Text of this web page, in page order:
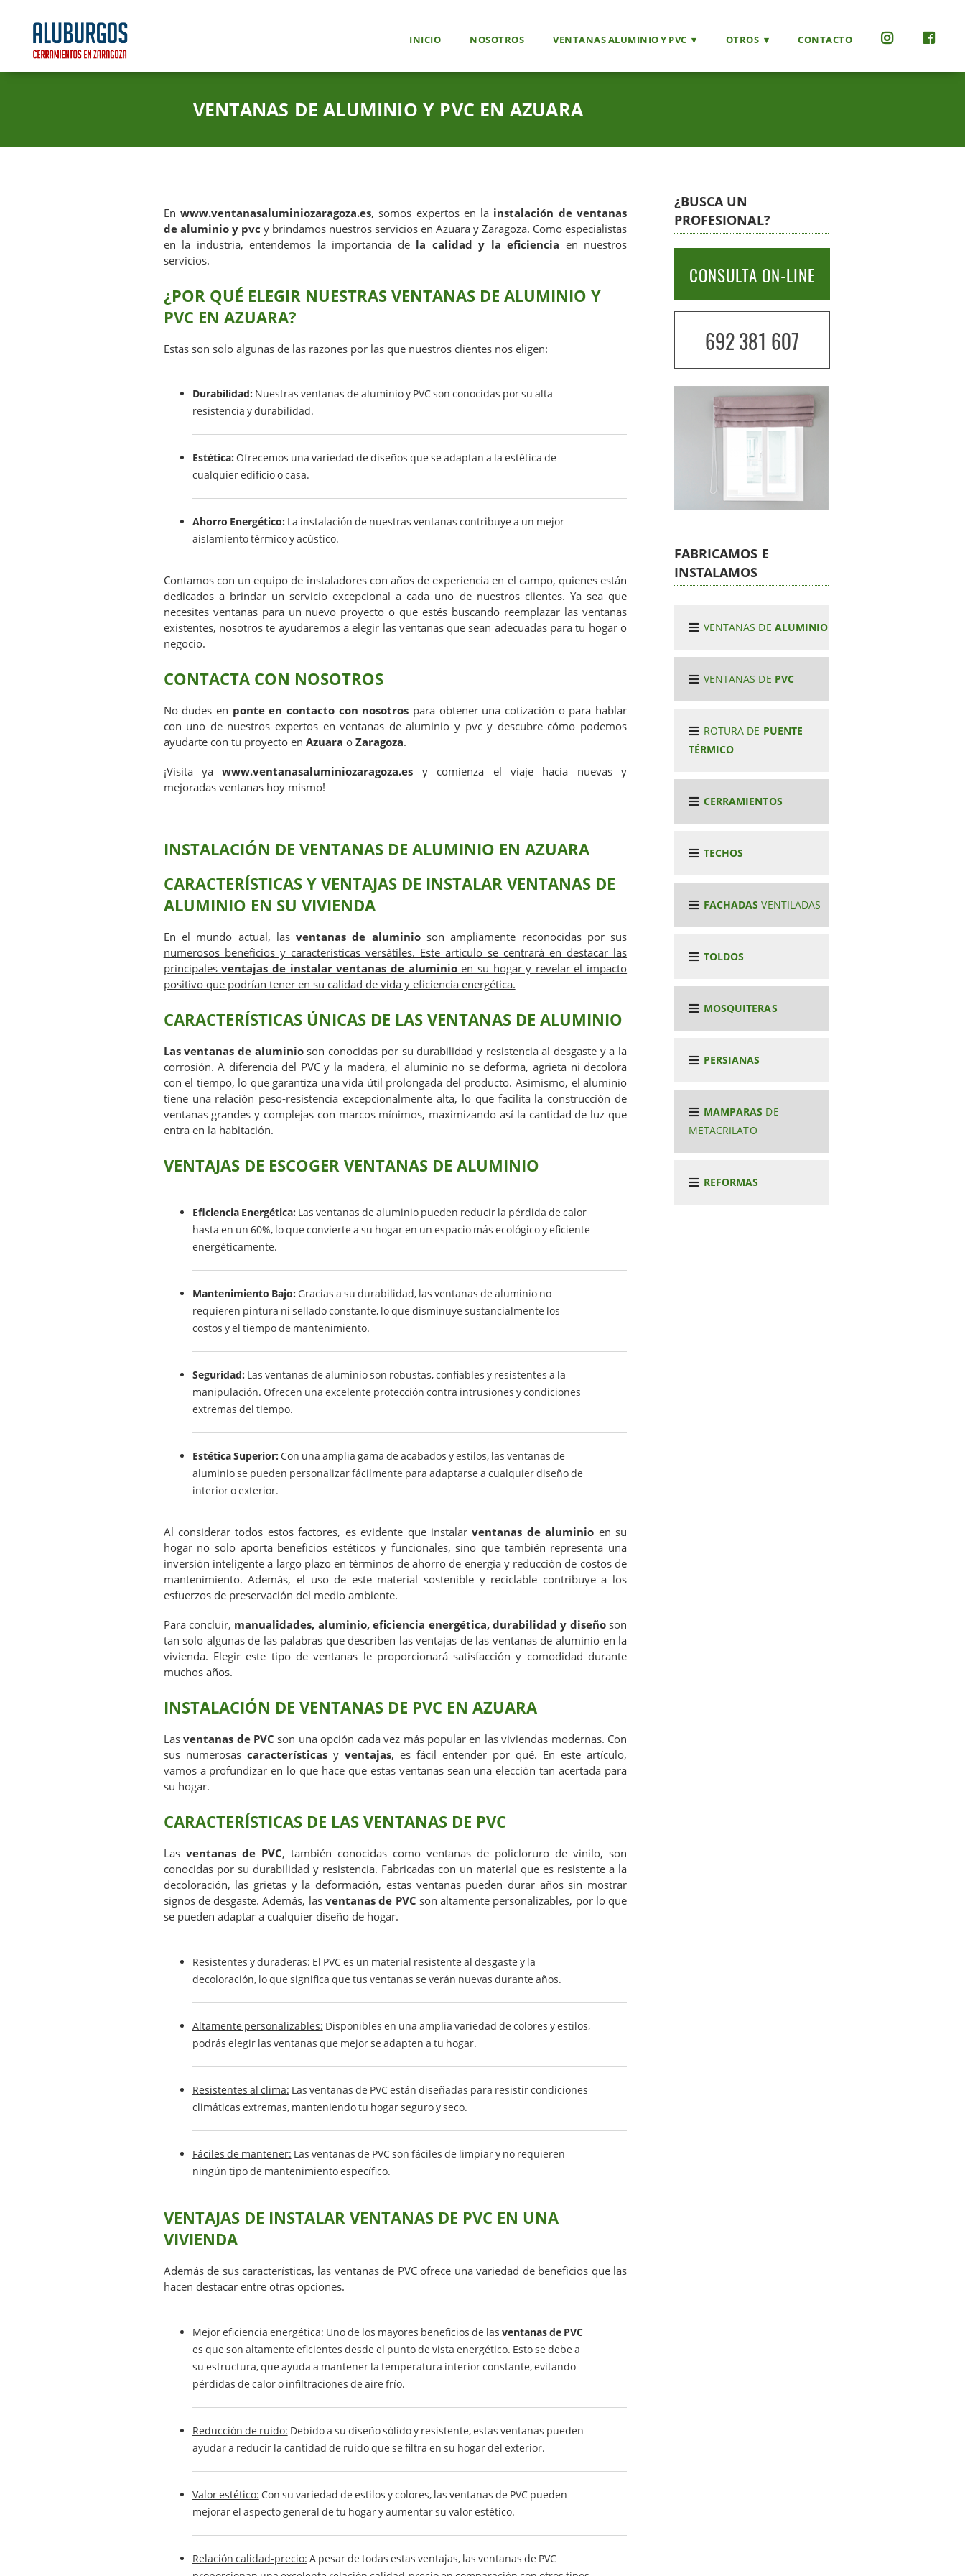
INICIO NOSOTROS VENTANAS ALUMINIO Y PVC OTROS CONTACTO
VENTANAS DE ALUMINIO Y PVC EN AZUARA
En www.ventanasaluminiozaragoza.es, somos expertos en la instalación de ventanas
de aluminio y pvc y brindamos nuestros servicios en Azuara y Zaragoza. Como especialistas
en la industria, entendemos la importancia de la calidad y la eficiencia en nuestros
servicios.
¿POR QUÉ ELEGIR NUESTRAS VENTANAS DE ALUMINIO Y
PVC EN AZUARA?
Estas son solo algunas de las razones por las que nuestros clientes nos eligen:
Durabilidad: Nuestras ventanas de aluminio y PVC son conocidas por su alta
resistencia y durabilidad.
Estética: Ofrecemos una variedad de diseños que se adaptan a la estética de
cualquier edificio o casa.
Ahorro Energético: La instalación de nuestras ventanas contribuye a un mejor
aislamiento térmico y acústico.
Contamos con un equipo de instaladores con años de experiencia en el campo, quienes están
dedicados a brindar un servicio excepcional a cada uno de nuestros clientes. Ya sea que
necesites ventanas para un nuevo proyecto o que estés buscando reemplazar las ventanas
existentes, nosotros te ayudaremos a elegir las ventanas que sean adecuadas para tu hogar o
negocio.
CONTACTA CON NOSOTROS
No dudes en ponte en contacto con nosotros para obtener una cotización o para hablar
con uno de nuestros expertos en ventanas de aluminio y pvc y descubre cómo podemos
ayudarte con tu proyecto en Azuara o Zaragoza.
¡Visita yawww.ventanasaluminiozaragoza.es y comienza el viaje hacia nuevas y
mejoradas ventanas hoy mismo!
INSTALACIÓN DE VENTANAS DE ALUMINIO EN AZUARA
CARACTERÍSTICAS Y VENTAJAS DE INSTALAR VENTANAS DE
ALUMINIO EN SU VIVIENDA
En el mundo actual, lasventanas de aluminioson ampliamente reconocidas por sus
numerosos beneficios y características versátiles. Este articulo se centrará en destacar las
principalesventajas de instalar ventanas de aluminioen su hogar y revelar el impacto
positivo que podrían tener en su calidad de vida y eficiencia energética.
CARACTERÍSTICAS ÚNICAS DE LAS VENTANAS DE ALUMINIO
Las ventanas de aluminioson conocidas por su durabilidad y resistencia al desgaste y a la
corrosión. A diferencia del PVC y la madera, el aluminio no se deforma, agrieta ni decolora
con el tiempo, lo que garantiza una vida útil prolongada del producto. Asimismo, el aluminio
tiene una relación peso-resistencia excepcionalmente alta, lo que facilita la construcción de
ventanas grandes y complejas con marcos mínimos, maximizando así la cantidad de luz que
entra en la habitación.
VENTAJAS DE ESCOGER VENTANAS DE ALUMINIO
Eficiencia Energética: Las ventanas de aluminio pueden reducir la pérdida de calor
hasta en un 60%, lo que convierte a su hogar en un espacio más ecológico y eficiente
energéticamente.
Mantenimiento Bajo: Gracias a su durabilidad, las ventanas de aluminio no
requieren pintura ni sellado constante, lo que disminuye sustancialmente los
costos y el tiempo de mantenimiento.
Seguridad: Las ventanas de aluminio son robustas, confiables y resistentes a la
manipulación. Ofrecen una excelente protección contra intrusiones y condiciones
extremas del tiempo.
Estética Superior: Con una amplia gama de acabados y estilos, las ventanas de
aluminio se pueden personalizar fácilmente para adaptarse a cualquier diseño de
interior o exterior.
Al considerar todos estos factores, es evidente que instalarventanas de aluminio en su
hogar no solo aporta beneficios estéticos y funcionales, sino que también representa una
inversión inteligente a largo plazo en términos de ahorro de energía y reducción de costos de
mantenimiento. Además, el uso de este material sostenible y reciclable contribuye a los
esfuerzos de preservación del medio ambiente.
Para concluir, manualidades, aluminio, eficiencia energética, durabilidad y diseñoson
tan solo algunas de las palabras que describen las ventajas de las ventanas de aluminio en la
vivienda. Elegir este tipo de ventanas le proporcionará satisfacción y comodidad durante
muchos años.
INSTALACIÓN DE VENTANAS DE PVC EN AZUARA
Lasventanas de PVC son una opción cada vez más popular en las viviendas modernas. Con
sus numerosas característicasy ventajas, es fácil entender por qué. En este artículo,
vamos a profundizar en lo que hace que estas ventanas sean una elección tan acertada para
su hogar.
CARACTERÍSTICAS DE LAS VENTANAS DE PVC
Las ventanas de PVC, también conocidas como ventanas de policloruro de vinilo, son
conocidas por su durabilidad y resistencia. Fabricadas con un material que es resistente a la
decoloración, las grietas y la deformación, estas ventanas pueden durar años sin mostrar
signos de desgaste. Además, las ventanas de PVC son altamente personalizables, por lo que
se pueden adaptar a cualquier diseño de hogar.
Resistentes y duraderas: El PVC es un material resistente al desgaste y la
decoloración, lo que significa que tus ventanas se verán nuevas durante años.
Altamente personalizables: Disponibles en una amplia variedad de colores y estilos,
podrás elegir las ventanas que mejor se adapten a tu hogar.
Resistentes al clima: Las ventanas de PVC están diseñadas para resistir condiciones
climáticas extremas, manteniendo tu hogar seguro y seco.
Fáciles de mantener: Las ventanas de PVC son fáciles de limpiar y no requieren
ningún tipo de mantenimiento específico.
VENTAJAS DE INSTALAR VENTANAS DE PVC EN UNA
VIVIENDA
Además de sus características, las ventanas de PVC ofrece una variedad de beneficios que las
hacen destacar entre otras opciones.
Mejor eficiencia energética: Uno de los mayores beneficios de las ventanas de PVC
es que son altamente eficientes desde el punto de vista energético. Esto se debe a
su estructura, que ayuda a mantener la temperatura interior constante, evitando
pérdidas de calor o infiltraciones de aire frío.
Reducción de ruido: Debido a su diseño sólido y resistente, estas ventanas pueden
ayudar a reducir la cantidad de ruido que se filtra en su hogar del exterior.
Valor estético: Con su variedad de estilos y colores, las ventanas de PVC pueden
mejorar el aspecto general de tu hogar y aumentar su valor estético.
Relación calidad-precio: A pesar de todas estas ventajas, las ventanas de PVC
¿BUSCA UN
PROFESIONAL?
CONSULTA ON-LINE
692 381 607
FABRICAMOS E
INSTALAMOS
VENTANAS DE ALUMINIO
VENTANAS DE PVC
ROTURA DE PUENTE
TÉRMICO
CERRAMIENTOS
TECHOS
FACHADAS VENTILADAS
TOLDOS
MOSQUITERAS
PERSIANAS
MAMPARAS DE
METACRILATO
REFORMAS